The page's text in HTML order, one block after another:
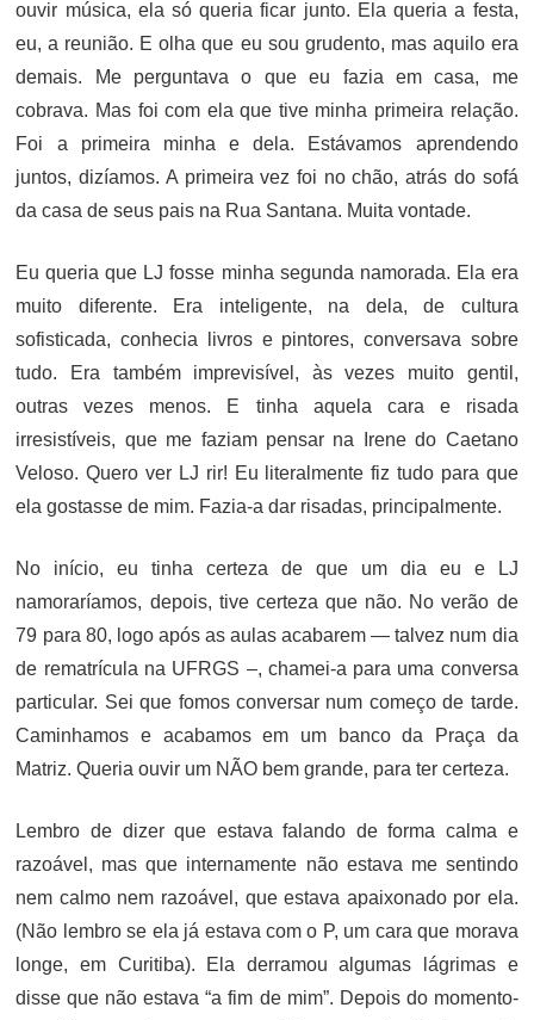
ouvir música, ela só queria ficar junto. Ela queria a festa,
eu, a reunião. E olha que eu sou grudento, mas aquilo era
demais. Me perguntava o que eu fazia em casa, me
cobrava. Mas foi com ela que tive minha primeira relação.
Foi a primeira minha e dela. Estávamos aprendendo
juntos, dizíamos. A primeira vez foi no chão, atrás do sofá
da casa de seus pais na Rua Santana. Muita vontade.
Eu queria que LJ fosse minha segunda namorada. Ela era
muito diferente. Era inteligente, na dela, de cultura
sofisticada, conhecia livros e pintores, conversava sobre
tudo. Era também imprevisível, às vezes muito gentil,
outras vezes menos. E tinha aquela cara e risada
irresistíveis, que me faziam pensar na Irene do Caetano
Veloso. Quero ver LJ rir! Eu literalmente fiz tudo para que
ela gostasse de mim. Fazia-a dar risadas, principalmente.
No início, eu tinha certeza de que um dia eu e LJ
namoraríamos, depois, tive certeza que não. No verão de
79 para 80, logo após as aulas acabarem — talvez num dia
de rematrícula na UFRGS –, chamei-a para uma conversa
particular. Sei que fomos conversar num começo de tarde.
Caminhamos e acabamos em um banco da Praça da
Matriz. Queria ouvir um NÃO bem grande, para ter certeza.
Lembro de dizer que estava falando de forma calma e
razoável, mas que internamente não estava me sentindo
nem calmo nem razoável, que estava apaixonado por ela.
(Não lembro se ela já estava com o P, um cara que morava
longe, em Curitiba). Ela derramou algumas lágrimas e
disse que não estava “a fim de mim”. Depois do momento-